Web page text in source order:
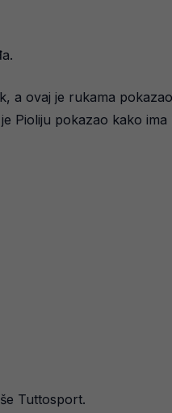
a ovaj je rukama
Pioliju pokazao kako ima
Tuttosport.